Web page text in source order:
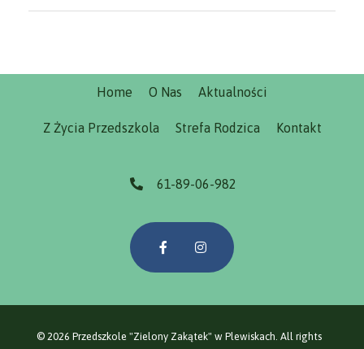
Home O Nas Aktualności
Z Życia Przedszkola Strefa Rodzica Kontakt
61-89-06-982
© 2026 Przedszkole "Zielony Zakątek" w Plewiskach. All rights